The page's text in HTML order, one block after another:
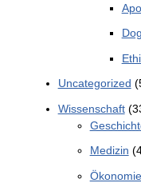
Uncategorized
Wissenschaft
Medizin
Ökonomie